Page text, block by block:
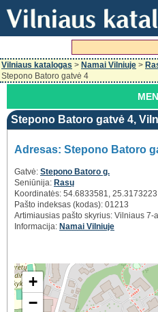
Vilniaus katalogas > Namai Vilniuje >
Stepono Batoro gatvė 4
Stepono Batoro gatvė 4,
Adresas: Stepono Batoro
Gatvė: Stepono Batoro g.
Seniūnija: Rasų
Koordinatės: 54.6833581, 25.3173223
Pašto indeksas (kodas): 01213
Artimiausias pašto skyrius: Vilniaus 7-
Informacija: Namai Vilniuje
+
−